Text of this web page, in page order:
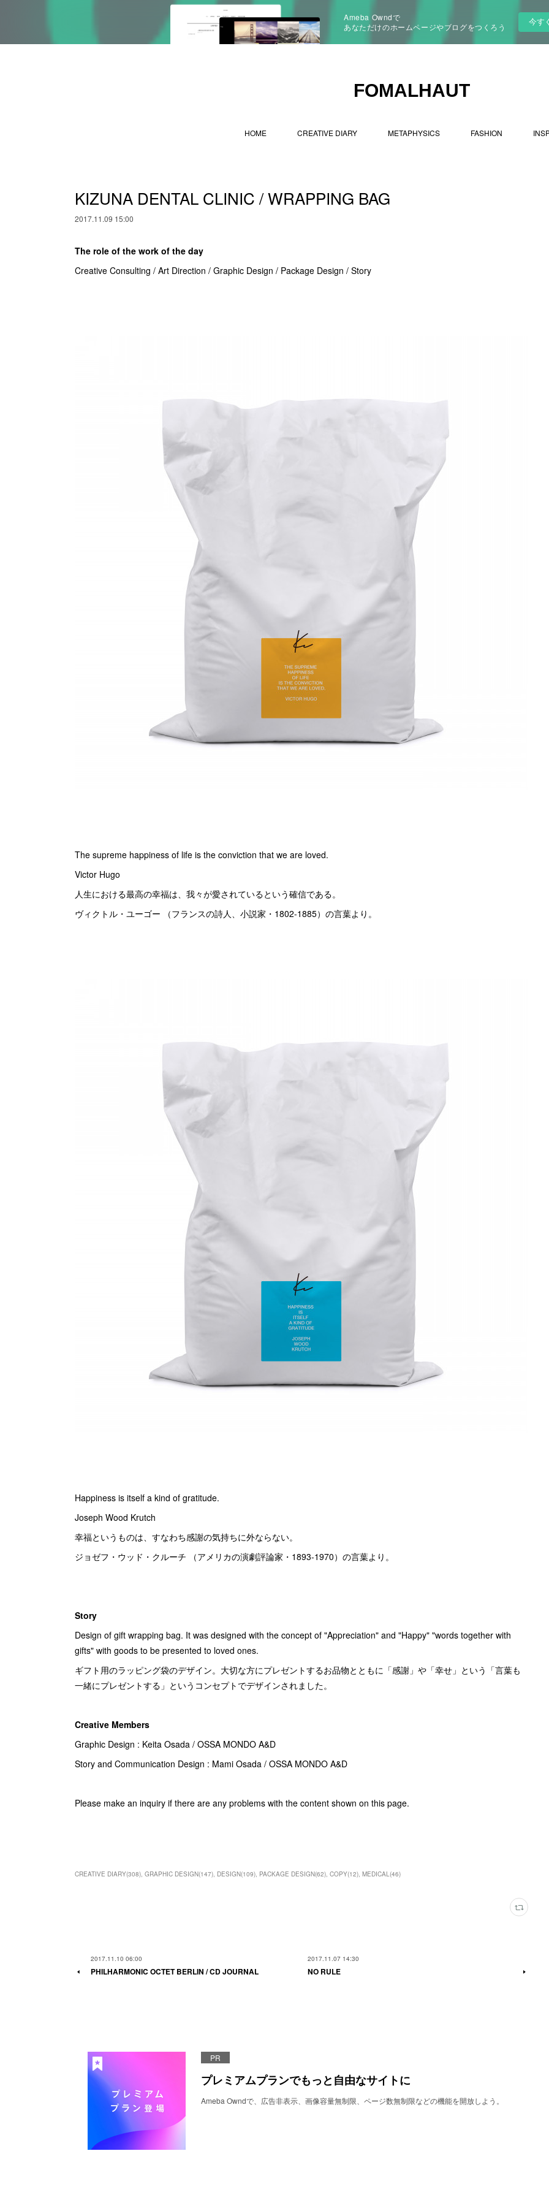
Ameba Owndで
あなただけのホームページやブログをつくろう
今す
FOMALHAUT
HOME CREATIVE DIARY METAPHYSICS FASHION
KIZUNA DENTAL CLINIC / WRAPPING BAG
2017.11.09 15:00
The role of the work of the day
Creative Consulting / Art Direction / Graphic Design / Package Design / Story
The supreme happiness of life is the conviction that we are loved.
Victor Hugo
人生における最高の幸福は、我々が愛されているという確信である。
ヴィクトル・ユーゴー （フランスの詩人、小説家・1802-1885）の言葉より。
Happiness is itself a kind of gratitude.
Joseph Wood Krutch
幸福というものは、すなわち感謝の気持ちに外ならない。
ジョゼフ・ウッド・クルーチ （アメリカの演劇評論家・1893-1970）の言葉より。
Story
Design of gift wrapping bag. It was designed with the concept of "Appreciation" and "Happy" "words together with
gifts" with goods to be presented to loved ones.
ギフト用のラッピング袋のデザイン。大切な方にプレゼントするお品物とともに「感謝」や「幸せ」という「言葉も
一緒にプレゼントする」というコンセプトでデザインされました。
Creative Members
Graphic Design : Keita Osada / OSSA MONDO A&D
Story and Communication Design : Mami Osada / OSSA MONDO A&D
Please make an inquiry if there are any problems with the content shown on this page.
CREATIVE DIARY(308) GRAPHIC DESIGN(147) DESIGN(109) PACKAGE DESIGN(62) COPY(12) MEDICAL(46)
2017.11.10 06:00
PHILHARMONIC OCTET BERLIN / CD JOURNAL
2017.11.07 14:30
NO RULE
PR
プレミアムプランでもっと自由なサイトに
Ameba Owndで、広告非表示、画像容量無制限、ページ数無制限などの機能を開放しよう。